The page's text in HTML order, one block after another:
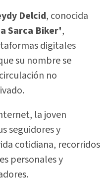
Delcid, conocida
Sarca Biker',
digitales
su nombre se
no
la joven
seguidores y
cotidiana, recorridos
personales y